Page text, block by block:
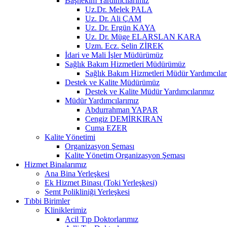
Uz.Dr. Melek PALA
Uz. Dr. Ali ÇAM
Uz. Dr. Ergün KAYA
Uz. Dr. Müge ELARSLAN KARA
Uzm. Ecz. Selin ZİREK
İdari ve Mali İşler Müdürümüz
Sağlık Bakım Hizmetleri Müdürümüz
Sağlık Bakım Hizmetleri Müdür
Destek ve Kalite Müdürümüz
Destek ve Kalite Müdür Yardımcılarımız
Müdür Yardımcılarımız
Abdurrahman YAPAR
Cengiz DEMİRKIRAN
Cuma EZER
Kalite Yönetimi
Organizasyon Şeması
Kalite Yönetim Organizasyon Şeması
Hizmet Binalarımız
Ana Bina Yerleşkesi
Ek Hizmet Binası (Toki Yerleşkesi)
Semt Polikliniği Yerleşkesi
Tıbbi Birimler
Kliniklerimiz
Acil Tıp Doktorlarımız